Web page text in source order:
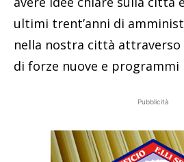
ultimi trent’anni di
nella nostra città
di forze nuove e programmi
Pubblicità